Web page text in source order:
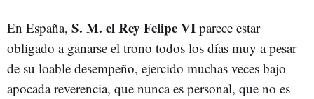
En España, S. M. el Rey Felipe VI parece estar
obligado a ganarse el trono todos los días muy a pesar
de su loable desempeño, ejercido muchas veces bajo
apocada reverencia, que nunca es personal, que no es